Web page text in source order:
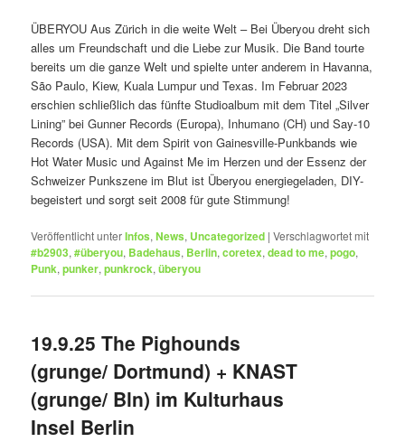
ÜBERYOU Aus Zürich in die weite Welt – Bei Überyou dreht sich
alles um Freundschaft und die Liebe zur Musik. Die Band tourte
bereits um die ganze Welt und spielte unter anderem in Havanna,
São Paulo, Kiew, Kuala Lumpur und Texas. Im Februar 2023
erschien schließlich das fünfte Studioalbum mit dem Titel „Silver
Lining” bei Gunner Records (Europa), Inhumano (CH) und Say-10
Records (USA). Mit dem Spirit von Gainesville-Punkbands wie
Hot Water Music und Against Me im Herzen und der Essenz der
Schweizer Punkszene im Blut ist Überyou energiegeladen, DIY-
begeistert und sorgt seit 2008 für gute Stimmung!
Veröffentlicht unterInfos,News, Uncategorized |Verschlagwortet mit
#b2903,#überyou, Badehaus, Berlin,coretex,dead to me,pogo,
Punk,punker,punkrock,überyou
19.9.25 The Pighounds
(grunge/ Dortmund) + KNAST
(grunge/ Bln) im Kulturhaus
Insel Berlin